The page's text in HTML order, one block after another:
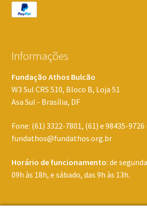
Informações
Fundação Athos Bulcão
W3 Sul CRS 510, Bloco B, Loja 51
Asa Sul - Brasília, DF
Fone: (61) 3322-7801, (61) e 98435-
fundathos@fundathos.org.br
Horário de funcionamento: de
09h às 18h, e sábado, das 9h às 13h.